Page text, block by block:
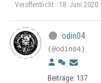
Veröffentlicht : 18. Juni 2020
odin04
(@odin04)
Beiträge: 137